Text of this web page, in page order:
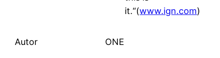
it.“(www.ign.com)
Autor ONE